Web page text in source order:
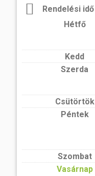
Rendelési idő
Hétfő
Kedd
Szerda
Csütörtök
Péntek
Szombat
Vasárnap